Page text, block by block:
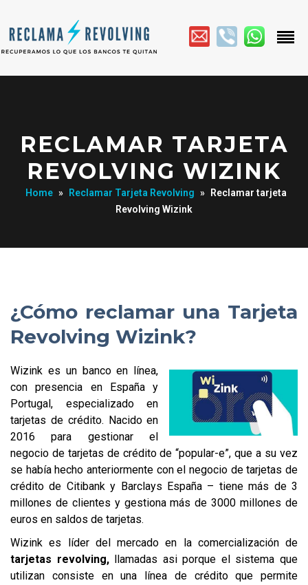
RECLAMAR TARJETA
REVOLVING WIZINK
Home » Reclamar Tarjeta Revolving »
Reclamar tarjeta
Revolving Wizink
¿Cómo reclamar una Tarjeta
Revolving Wizink?
Wizink es un banco en línea,
con presencia en España y
Portugal, especializado en
tarjetas de crédito. Nacido en
2016 para gestionar el
negocio de tarjetas de crédito de “popular-e”, que a su vez
se había hecho anteriormente con el negocio de tarjetas de
crédito de Citibank y Barclays España – tiene más de 3
millones de clientes y gestiona más de 3000 millones de
euros en saldos de tarjetas.
Wizink es líder del mercado en la comercialización de
tarjetas revolving,llamadas asi porque el sistema que
utilizan consiste en una línea de crédito que permite